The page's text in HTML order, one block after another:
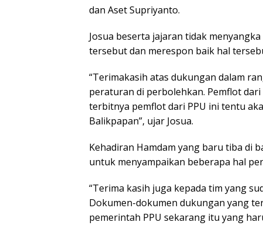
dan Aset Supriyanto.
Josua beserta jajaran tidak
tersebut dan merespon baik hal
“Terimakasih atas dukungan dalam
peraturan di perbolehkan. Pemflot
terbitnya pemflot dari PPU ini tentu
Balikpapan”, ujar Josua.
Kehadiran Hamdam yang baru tiba di
untuk menyampaikan beberapa hal
“Terima kasih juga kepada tim yang
Dokumen-dokumen dukungan yang
pemerintah PPU sekarang itu yang